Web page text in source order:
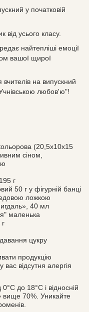
у початковій
від усього класу.
найтепліші емоції
вашої щирої
на випускний
любов'ю"!
(20,5х10х15
сіном,
г
50 г у фігурній банці
ложкою
40 мл
маленька
цукру
продукцію
відсутня алергія
до 18°С і відносній
вище 70%. Уникайте